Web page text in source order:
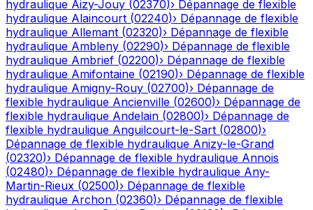
hydraulique Aizy-Jouy (02370)› Dépannage de flexible
hydraulique Alaincourt (02240)› Dépannage de flexible
hydraulique Allemant (02320)› Dépannage de flexible
hydraulique Ambleny (02290)› Dépannage de flexible
hydraulique Ambrief (02200)› Dépannage de flexible
hydraulique Amifontaine (02190)› Dépannage de flexible
hydraulique Amigny-Rouy (02700)› Dépannage de
flexible hydraulique Ancienville (02600)› Dépannage de
flexible hydraulique Andelain (02800)› Dépannage de
flexible hydraulique Anguilcourt-le-Sart (02800)›
Dépannage de flexible hydraulique Anizy-le-Grand
(02320)› Dépannage de flexible hydraulique Annois
(02480)› Dépannage de flexible hydraulique Any-
Martin-Rieux (02500)› Dépannage de flexible
hydraulique Archon (02360)› Dépannage de flexible